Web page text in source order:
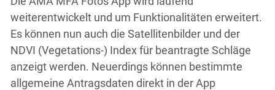
weiterentwickelt und um Funktionalitäten erweitert.
Es können nun auch die Satellitenbilder und der
NDVI (Vegetations-) Index für beantragte Schläge
anzeigt werden. Neuerdings können bestimmte
allgemeine Antragsdaten direkt in der App